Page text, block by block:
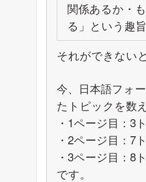
関係あるか・
る」という趣
それができない
今、日本語フォ
たトピックを数
・1ページ目：3
・2ページ目：7
・3ページ目：8
です。